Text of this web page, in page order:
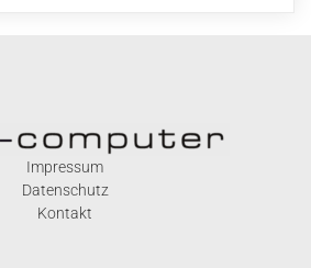
Impressum
Datenschutz
Kontakt